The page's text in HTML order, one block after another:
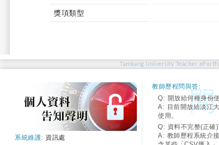
獎項類型
Tamkang University Teacher
系統維護: 資訊處
教師歷程問與答:
Q: 開放給何種身份
A: 目前開放給淡江
使用。
Q: 資料不完整(正確
A: 教師歷程系統介